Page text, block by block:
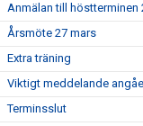
Anmälan till höstterminen
Årsmöte 27 mars
Extra träning
Viktigt meddelande
Terminsslut